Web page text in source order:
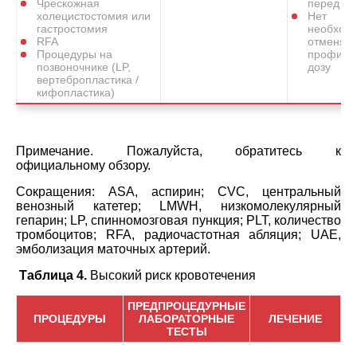
Чрескожная
холецистостомия или
гастростомия
RFA
Процедуры на
позвоночнике (LP,
вертебропластика /
кифопластика)
перед
Нет
отменять
дозу
Примечание. Пожалуйста, обратитесь к
официальному обзору.
Сокращения: ASA, аспирин; CVC, центральный
венозный катетер; LMWH, низкомолекулярный
гепарин; LP, спинномозговая пункция; PLT, количество
тромбоцитов; RFA, радиочастотная абляция; UAE,
эмболизация маточных артерий.
Таблица 4. Высокий риск кровотечения
ПРОЦЕДУРЫ
ПРЕДПРОЦЕДУРНЫЕ
ЛАБОРАТОРНЫЕ
ТЕСТЫ
ЛЕЧЕНИЕ